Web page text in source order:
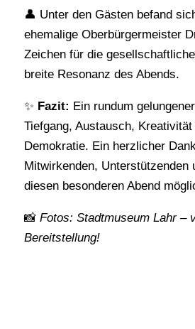
👤 Unter den Gästen befand
ehemalige Oberbürgermeister
Zeichen für die
breite Resonanz des Abends.
✨ Fazit: Ein rundum
Tiefgang, Austausch,
Demokratie. Ein herzlicher
Mitwirkenden, Unterstützenden
diesen besonderen Abend
📸Fotos: Stadtmuseum Lahr –
Bereitstellung!